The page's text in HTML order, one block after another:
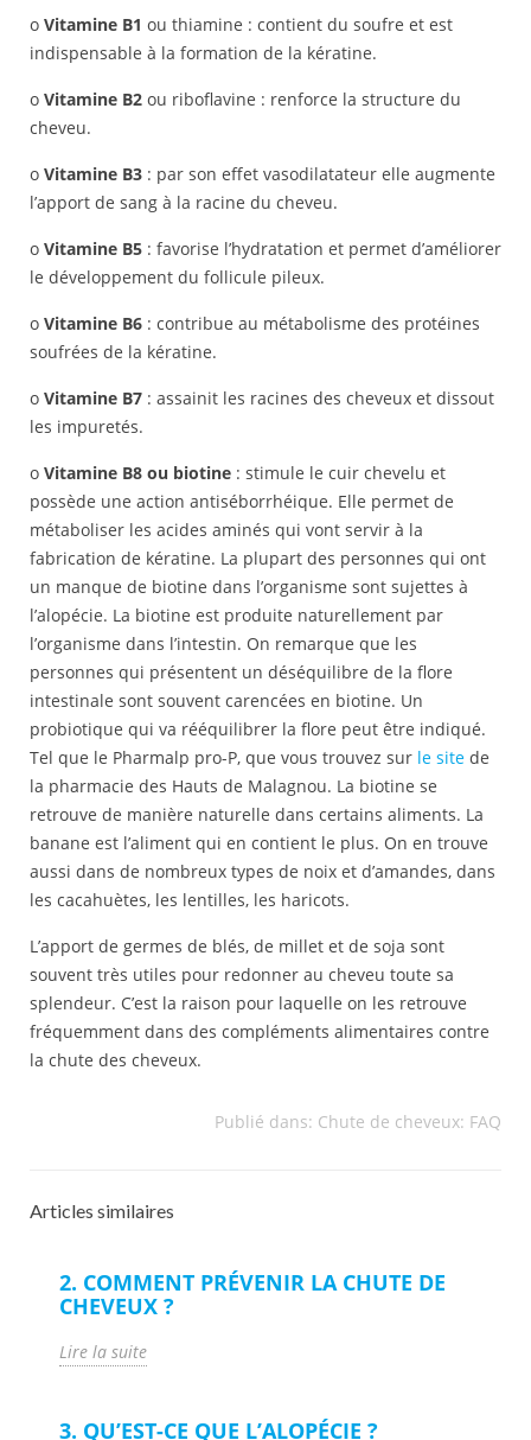
o Vitamine B1 ou thiamine : contient du soufre et est
indispensable à la formation de la kératine.
o Vitamine B2 ou riboflavine : renforce la structure du
cheveu.
o Vitamine B3 : par son effet vasodilatateur elle augmente
l’apport de sang à la racine du cheveu.
o Vitamine B5 : favorise l’hydratation et permet d’améliorer
le développement du follicule pileux.
o Vitamine B6 : contribue au métabolisme des protéines
soufrées de la kératine.
o Vitamine B7 : assainit les racines des cheveux et dissout
les impuretés.
o Vitamine B8 ou biotine : stimule le cuir chevelu et
possède une action antiséborrhéique. Elle permet de
métaboliser les acides aminés qui vont servir à la
fabrication de kératine. La plupart des personnes qui ont
un manque de biotine dans l’organisme sont sujettes à
l’alopécie. La biotine est produite naturellement par
l’organisme dans l’intestin. On remarque que les
personnes qui présentent un déséquilibre de la flore
intestinale sont souvent carencées en biotine. Un
probiotique qui va rééquilibrer la flore peut être indiqué.
Tel que le Pharmalp pro-P, que vous trouvez sur le site de
la pharmacie des Hauts de Malagnou. La biotine se
retrouve de manière naturelle dans certains aliments. La
banane est l’aliment qui en contient le plus. On en trouve
aussi dans de nombreux types de noix et d’amandes, dans
les cacahuètes, les lentilles, les haricots.
L’apport de germes de blés, de millet et de soja sont
souvent très utiles pour redonner au cheveu toute sa
splendeur. C’est la raison pour laquelle on les retrouve
fréquemment dans des compléments alimentaires contre
la chute des cheveux.
Publié dans: Chute de cheveux: FAQ
Articles similaires
2. COMMENT PRÉVENIR LA CHUTE DE
CHEVEUX ?
Lire la suite
3. QU’EST-CE QUE L’ALOPÉCIE ?